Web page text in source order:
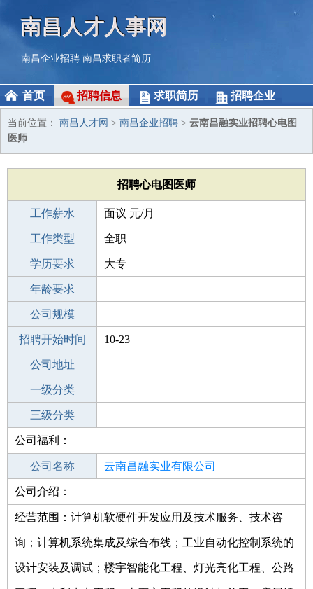
南昌人才人事网
南昌企业招聘 南昌求职者简历
首页 招聘信息 求职简历 招聘企业
当前位置： 南昌人才网 > 南昌企业招聘 > 云南昌融实业招聘心电图
医师
招聘心电图医师
工作薪水 面议 元/月
招聘人数 2人
工作类型 全职
性别要求 -
学历要求 大专
工作经验
年龄要求
工作地点
公司规模
公司电话
招聘开始时间 10-23
招聘结束时间
公司地址
一级分类
二级分类
三级分类
其他行业
公司福利：
公司名称 云南昌融实业有限公司
公司类型
公司介绍：
经营范围：计算机软硬件开发应用及技术服务、技术咨
询；计算机系统集成及综合布线；工业自动化控制系统的
设计安装及调试；楼宇智能化工程、灯光亮化工程、公路